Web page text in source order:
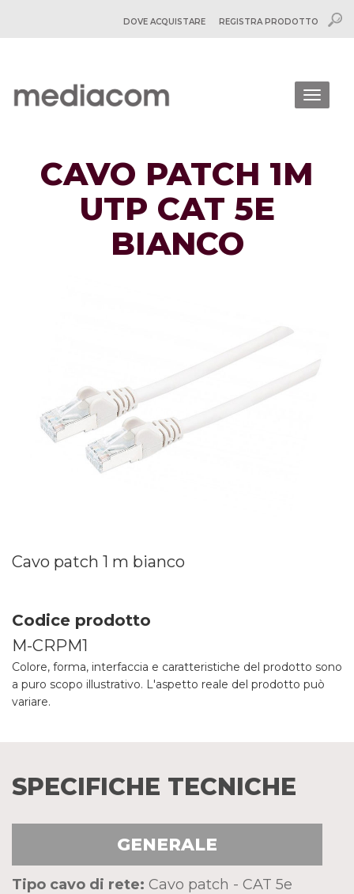
DOVE ACQUISTARE REGISTRA PRODOTTO
CAVO PATCH 1M
UTP CAT 5E
BIANCO
Cavo patch 1 m bianco
Codice prodotto
M-CRPM1
Colore, forma, interfaccia e caratteristiche del prodotto sono
a puro scopo illustrativo. L'aspetto reale del prodotto può
variare.
SPECIFICHE TECNICHE
GENERALE
Tipo cavo di rete: Cavo patch - CAT 5e